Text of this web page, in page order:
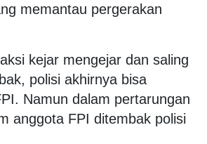
memantau pergerakan
kejar mengejar dan saling
polisi akhirnya bisa
Namun dalam pertarungan
anggota FPI ditembak polisi